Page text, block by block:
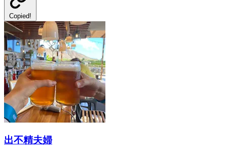
Copied!
出不精夫婦